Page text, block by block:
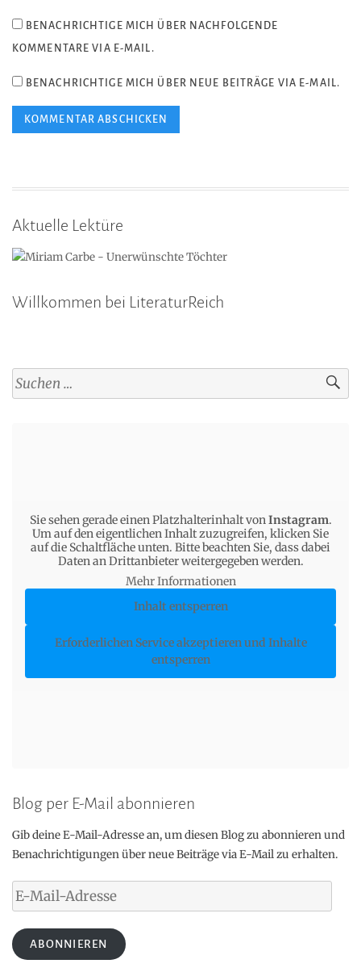
BENACHRICHTIGE MICH ÜBER NACHFOLGENDE
KOMMENTARE VIA E-MAIL.
BENACHRICHTIGE MICH ÜBER NEUE BEITRÄGE VIA E-MAIL.
Aktuelle Lektüre
Willkommen bei LiteraturReich
Suchen
nach:
Sie sehen gerade einen Platzhalterinhalt vonInstagram.
Um auf den eigentlichen Inhalt zuzugreifen, klicken Sie
auf die Schaltfläche unten. Bitte beachten Sie, dass dabei
Daten an Drittanbieter weitergegeben werden.
Mehr Informationen
Inhalt entsperren
Erforderlichen Service akzeptieren und Inhalte
entsperren
Blog per E-Mail abonnieren
Gib deine E-Mail-Adresse an, um diesen Blog zu abonnieren und
Benachrichtigungen über neue Beiträge via E-Mail zu erhalten.
E-
Mail-
Adresse
ABONNIEREN